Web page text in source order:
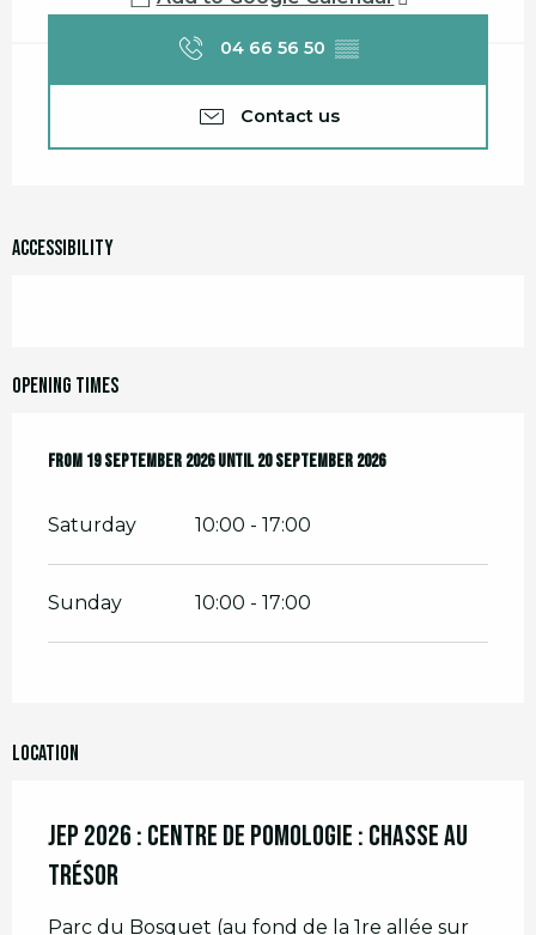
04 66 56 50 ▒▒
Contact us
Accessibility
Opening times
From 19 September 2026until20 September 2026
From 19 September 2026until20 September 2026
Saturday 10:00 - 17:00
Sunday 10:00 - 17:00
Location
JEP 2026 : Centre de Pomologie : Chasse au
Trésor
Parc du Bosquet (au fond de la 1re allée sur